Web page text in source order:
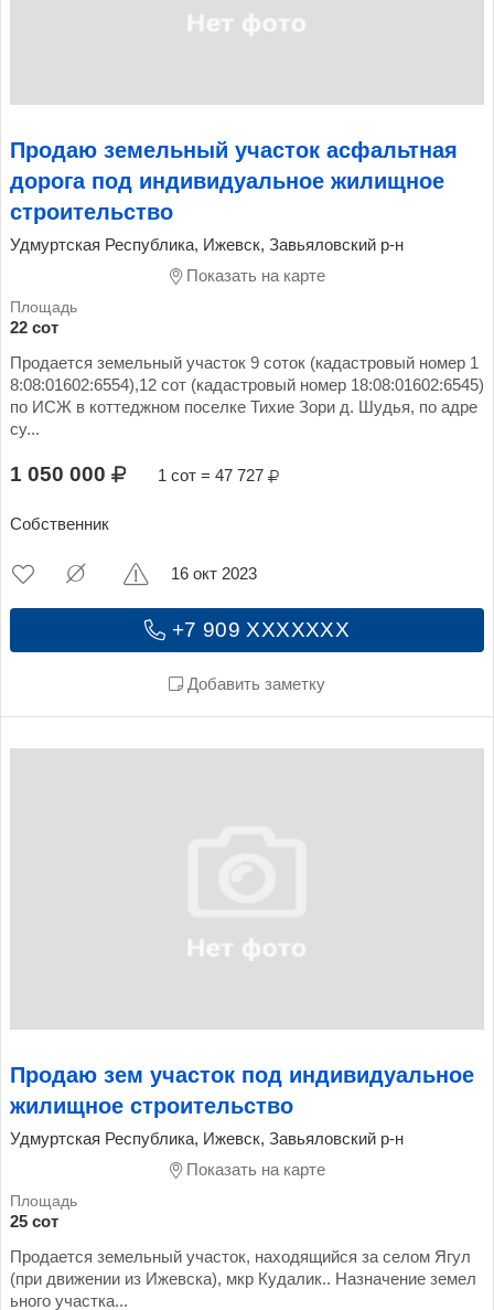
Продаю земельный участок асфальтная
дорога под индивидуальное жилищное
строительство
Удмуртская Республика, Ижевск, Завьяловский р-н
Показать на карте
22 сот
Продается земельный участок 9 соток (кадастровый номер 1
8:08:01602:6554),12 сот (кадастровый номер 18:08:01602:6545)
по ИСЖ в коттеджном поселке Тихие Зори д. Шудья, по адре
су...
1 050 000 1 сот = 47 727
Собственник
+7 909 XXXXXXX
Добавить заметку
16 окт 2023
Продаю зем участок под индивидуальное
жилищное строительство
Удмуртская Республика, Ижевск, Завьяловский р-н
Показать на карте
25 сот
Продается земельный участок, находящийся за селом Ягул
(при движении из Ижевска), мкр Кудалик.. Назначение земел
ьного участка...